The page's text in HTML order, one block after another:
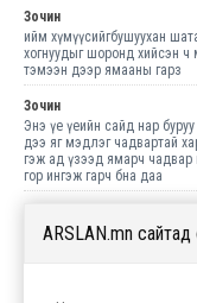
Зочин
ийм хүмүүсийгбушуухан
хогнуудыг шоронд хийсэн ч
тэмээн дээр ямааны гарз
Зочин
Энэ үе үеийн сайд нар
дээ яг мэдлэг чадвартай
гэж ад үзээд ямарч чадвар
гор ингэж гарч бна даа
ARSLAN.mn сайтад